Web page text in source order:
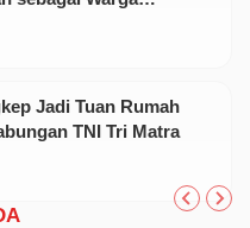
Jadi Tuan Rumah
TNI Tri Matra